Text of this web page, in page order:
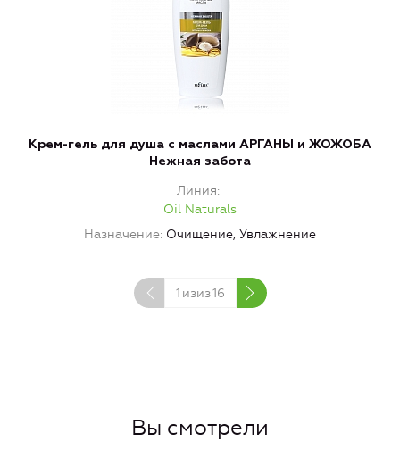
Крем-гель для душа с маслами АРГАНЫ и ЖОЖОБА
Нежная забота
Линия
Oil Naturals
Назначение Очищение, Увлажнение
1 изиз16
Вы смотрели